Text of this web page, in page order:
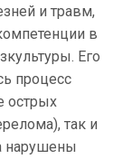
и травм,
в
Его
процесс
острых
так и
нарушены